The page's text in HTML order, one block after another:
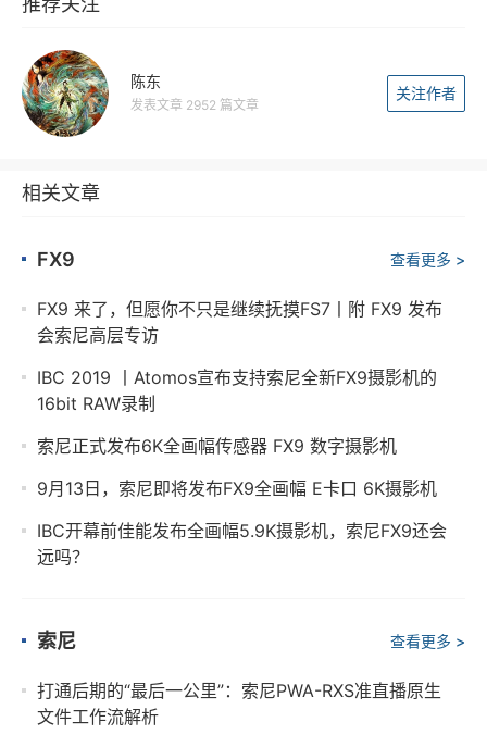
陈东
发表文章 2952 篇文章
关注作者
相关文章
FX9 查看更多 >
FX9 来了，但愿你不只是继续抚摸FS7丨附 FX9 发布
会索尼高层专访
IBC 2019 丨Atomos宣布支持索尼全新FX9摄影机的
16bit RAW录制
索尼正式发布6K全画幅传感器 FX9 数字摄影机
9月13日，索尼即将发布FX9全画幅 E卡口 6K摄影机
IBC开幕前佳能发布全画幅5.9K摄影机，索尼FX9还会
远吗？
索尼 查看更多 >
打通后期的“最后一公里”：索尼PWA-RXS准直播原生
文件工作流解析